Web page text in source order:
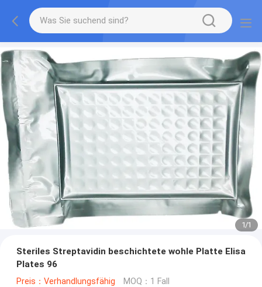
1/1
Steriles Streptavidin beschichtete wohle Platte Elisa
Plates 96
Preis：Verhandlungsfähig MOQ：1 Fall